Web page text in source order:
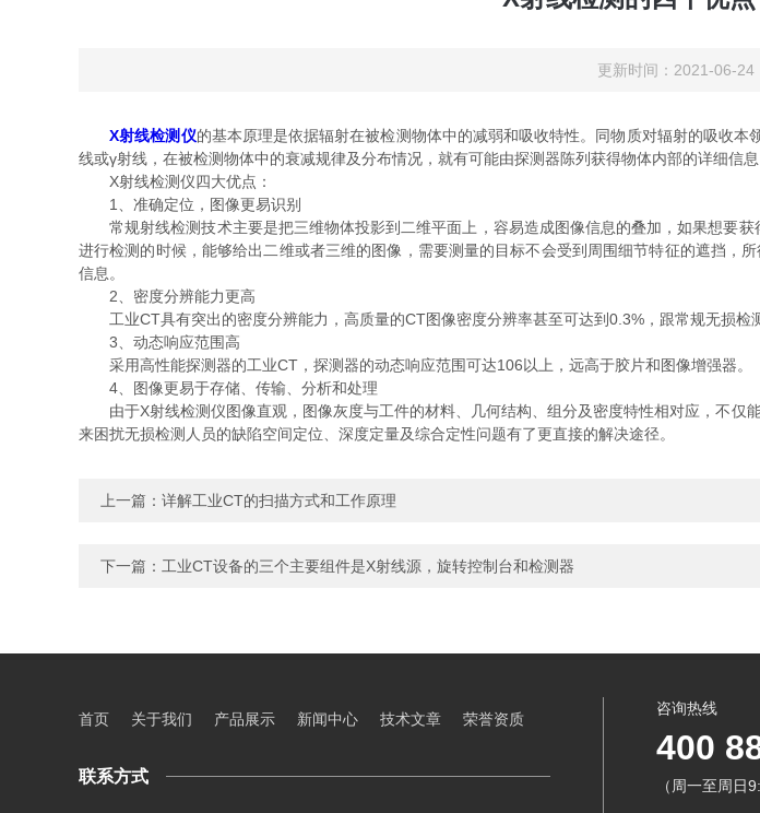
更新时间：2021-06-
X射线检测仪的基本原理是依据辐射在被检测物体中的减弱和吸收特性。同物质对辐射的吸收
线或γ射线，在被检测物体中的衰减规律及分布情况，就有可能由探测器陈列获得物体内部的详细信
X射线检测仪四大优点：
1、准确定位，图像更易识别
常规射线检测技术主要是把三维物体投影到二维平面上，容易造成图像信息的叠加，如果想要获
进行检测的时候，能够给出二维或者三维的图像，需要测量的目标不会受到周围细节特征的遮挡，
信息。
2、密度分辨能力更高
工业CT具有突出的密度分辨能力，高质量的CT图像密度分辨率甚至可达到0.3%，跟常规无损检
3、动态响应范围高
采用高性能探测器的工业CT，探测器的动态响应范围可达106以上，远高于胶片和图像增强器。
4、图像更易于存储、传输、分析和处理
由于X射线检测仪图像直观，图像灰度与工件的材料、几何结构、组分及密度特性相对应，不仅
来困扰无损检测人员的缺陷空间定位、深度定量及综合定性问题有了更直接的解决途径。
上一篇： 详解工业CT的扫描方式和工作原理
下一篇： 工业CT设备的三个主要组件是X射线源，旋转控制台和检测器
首页 关于我们 产品展示 新闻中心 技术文章 荣誉资质
联系方式
咨询热线
400
（周一至周日